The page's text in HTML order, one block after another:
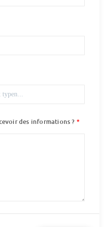
des informations ?